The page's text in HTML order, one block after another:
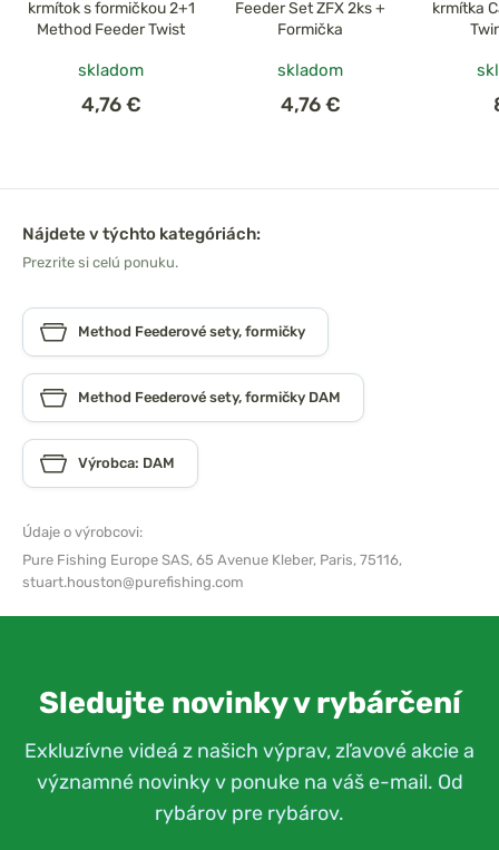
krmítok s formičkou 2+1
Method Feeder Twist
skladom
4,76 €
Feeder Set ZFX 2ks +
Formička
skladom
4,76 €
krmítka
Nájdete v týchto kategóriách:
Prezrite si celú ponuku.
Method Feederové sety, formičky
Method Feederové sety, formičky DAM
Výrobca: DAM
Údaje o výrobcovi:
Pure Fishing Europe SAS, 65 Avenue Kleber, Paris, 75116,
stuart.houston@purefishing.com
Sledujte novinky v rybárčení
Exkluzívne videá z našich výprav, zľavové akcie a
významné novinky v ponuke na váš e-mail. Od
rybárov pre rybárov.